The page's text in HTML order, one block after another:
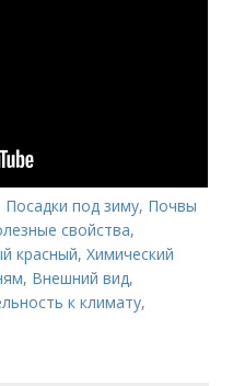
Посадки под зиму, Почвы
свойства,
красный,Химический
, Внешний вид,
к климату,